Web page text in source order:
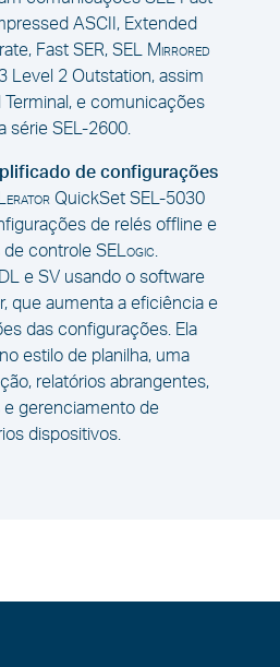
ASCII, Extended
Fast SER, SEL
Mirrored
Level 2 Outstation, assim
e comunicações
série SEL-2600.
de configurações
QuickSet SEL-5030
de relés offline e
de controle SELogic
e SV usando o software
que aumenta a eficiência e
das configurações. Ela
estilo de planilha, uma
relatórios abrangentes,
e gerenciamento de
dispositivos.